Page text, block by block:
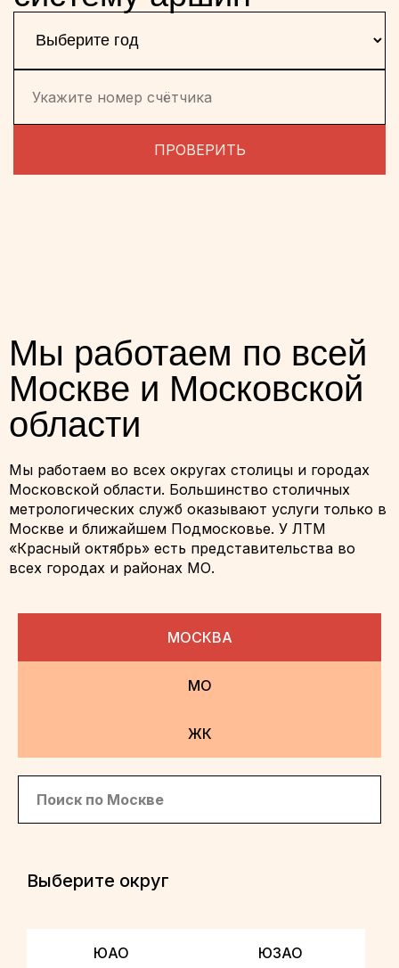
ПРОВЕРИТЬ
Мы работаем по всей
Москве и Московской
области
Мы работаем во всех округах столицы и городах
Московской области. Большинство столичных
метрологических служб оказывают услуги только в
Москве и ближайшем Подмосковье. У ЛТМ
«Красный октябрь» есть представительства во
всех городах и районах МО.
МОСКВА
МО
ЖК
Выберите округ
ЮАО ЮЗАО